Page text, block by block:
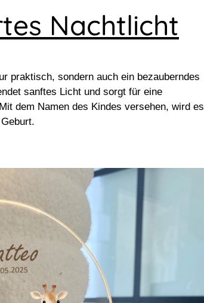
Nachtlicht
praktisch, sondern auch ein bezauberndes
sanftes Licht und sorgt für eine
dem Namen des Kindes versehen, wird es